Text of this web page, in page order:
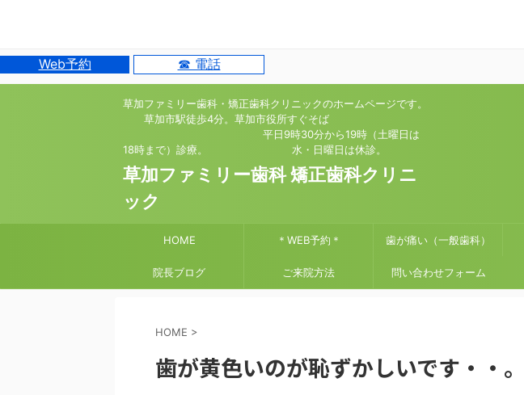
Web予約 ☎ 電話
草加ファミリー歯科・矯正歯科クリニックのホームページです。
草加市駅徒歩4分。草加市役所すぐそば
平日9時30分から19時（土曜日は
18時まで）診療。 水・日曜日は休診。
草加ファミリー歯科 矯正歯科クリニ
ック
HOME ＊WEB予約＊ 歯が痛い（一般歯科）
院長ブログ ご来院方法 問い合わせフォーム
HOME >
歯が黄色いのが恥ずかしいです・・。